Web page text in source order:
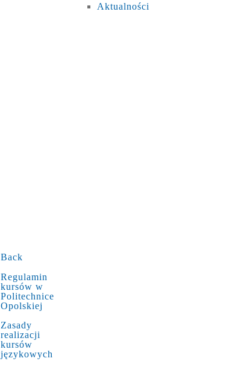
Aktualności
Back
Regulamin
kursów w
Politechnice
Opolskiej
Zasady
realizacji
kursów
językowych